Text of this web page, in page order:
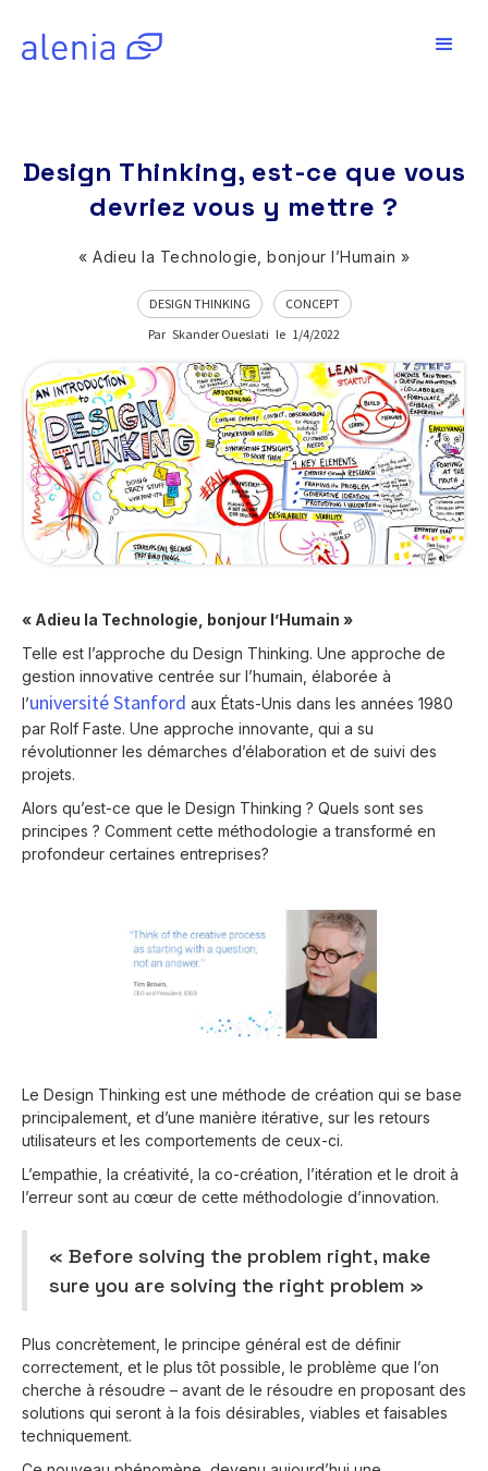
Design Thinking, est-ce que vous
devriez vous y mettre ?
« Adieu la Technologie, bonjour l’Humain »
DESIGN THINKING
CONCEPT
Par Skander Oueslati le 1/4/2022
« Adieu la Technologie, bonjour l’Humain »
Telle est l’approche du Design Thinking. Une approche de
gestion innovative centrée sur l’humain, élaborée à
l’université Stanford aux États-Unis dans les années 1980
par Rolf Faste. Une approche innovante, qui a su
révolutionner les démarches d’élaboration et de suivi des
projets.
Alors qu’est-ce que le Design Thinking ? Quels sont ses
principes ? Comment cette méthodologie a transformé en
profondeur certaines entreprises?
Le Design Thinking est une méthode de création qui se base
principalement, et d’une manière itérative, sur les retours
utilisateurs et les comportements de ceux-ci.
L’empathie, la créativité, la co-création, l’itération et le droit à
l’erreur sont au cœur de cette méthodologie d’innovation.
« Before solving the problem right, make
sure you are solving the right problem »
Plus concrètement, le principe général est de définir
correctement, et le plus tôt possible, le problème que l’on
cherche à résoudre – avant de le résoudre en proposant des
solutions qui seront à la fois désirables, viables et faisables
techniquement.